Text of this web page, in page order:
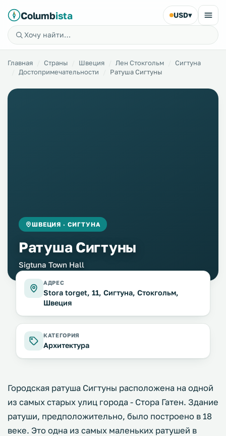
Columbista USD▾
Главная Страны Швеция Лен Стокгольм
Сигтуна
Достопримечательности
Ратуша Сигтуны
ШВЕЦИЯ · СИГТУНА
Ратуша Сигтуны
Sigtuna Town Hall
АДРЕС
Stora torget, 11, Сигтуна, Стокгольм,
Швеция
КАТЕГОРИЯ
Архитектура
Городская ратуша Сигтуны расположена на одной
из самых старых улиц города - Стора Гатен. Здание
ратуши, предположительно, было построено в 18
веке. Это одна из самых маленьких ратушей в